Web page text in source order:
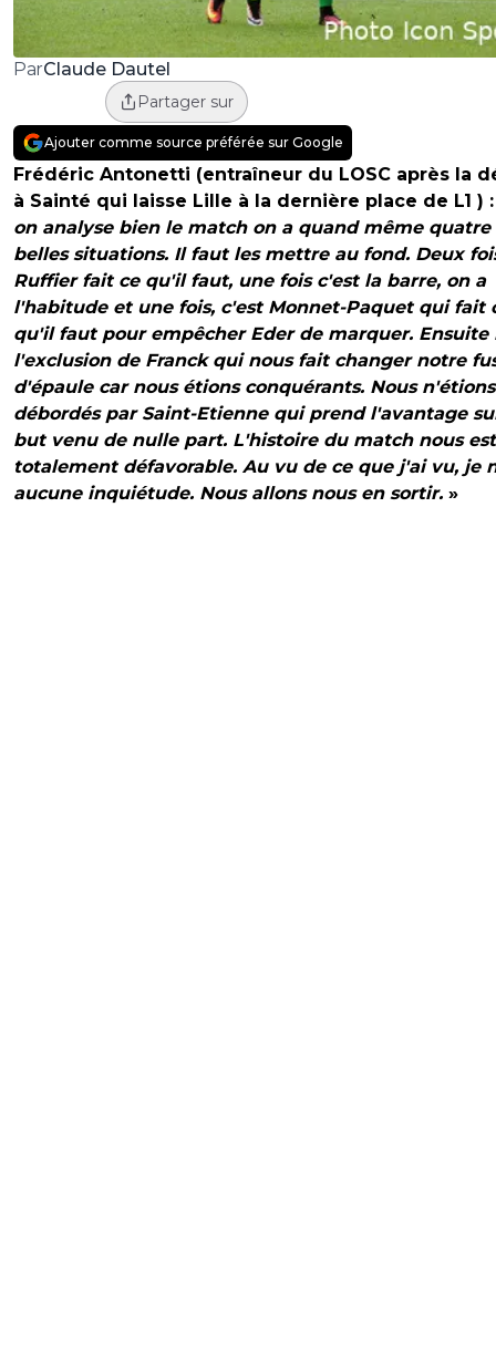
ParClaude Dautel
Partager sur
Ajouter comme source préférée sur Google
Frédéric Antonetti (entraîneur du LOSC après la
à Sainté qui laisse Lille à la dernière place de L1 )
on analyse bien le match on a quand même quatre
belles situations. Il faut les mettre au fond. Deux
Ruffier fait ce qu'il faut, une fois c'est la barre, on a
l'habitude et une fois, c'est Monnet-Paquet qui fait
qu'il faut pour empêcher Eder de marquer. Ensuite
l'exclusion de Franck qui nous fait changer notre
d'épaule car nous étions conquérants. Nous
débordés par Saint-Etienne qui prend l'avantage
but venu de nulle part. L'histoire du match nous est
totalement défavorable. Au vu de ce que j'ai vu, je
aucune inquiétude. Nous allons nous en sortir. »